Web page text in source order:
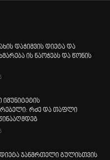
დაჭიმვის დიეტა და
ის ნაოჭებს და წონის
იმუნიტეტის
რძე და თაფლი
დიეტა ჯანმრთელი გულისთვის